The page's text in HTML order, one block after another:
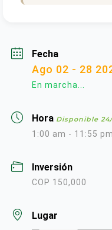
Fecha
Ago 02 - 28
En marcha...
Hora Disponible
1:00 am - 11:55 pm
Inversión
COP 150,000
Lugar